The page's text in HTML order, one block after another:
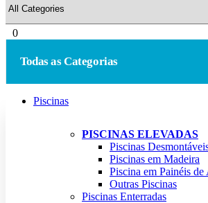
0
Todas as Categorias
Piscinas
PISCINAS ELEVADAS
Piscinas
Piscinas em Madeira
Piscina em Painéis de
Outras Piscinas
Piscinas Enterradas